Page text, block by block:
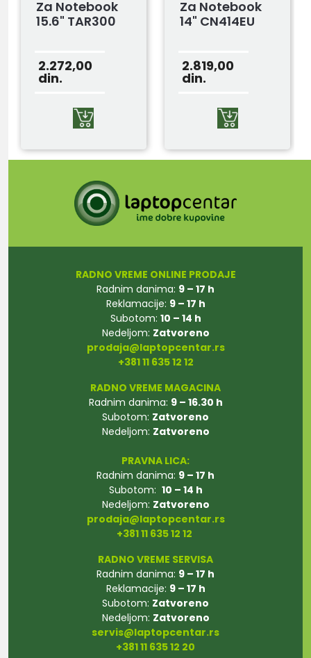
Za Notebook
15.6" TAR300
2.272,00
din.
Za Notebook
14" CN414EU
2.819,00
din.
RADNO VREME ONLINE PRODAJE
Radnim danima: 9 – 17 h
Reklamacije: 9 – 17 h
Subotom: 10 – 14 h
Nedeljom: Zatvoreno
prodaja@laptopcentar.rs
+381 11 635 12 12
RADNO VREME MAGACINA
Radnim danima: 9 – 16.30 h
Subotom: Zatvoreno
Nedeljom: Zatvoreno
PRAVNA LICA:
Radnim danima: 9 – 17 h
Subotom: 10 – 14 h
Nedeljom: Zatvoreno
prodaja@laptopcentar.rs
+381 11 635 12 12
RADNO VREME SERVISA
Radnim danima: 9 – 17 h
Reklamacije: 9 – 17 h
Subotom: Zatvoreno
Nedeljom: Zatvoreno
servis@laptopcentar.rs
+381 11 635 12 20